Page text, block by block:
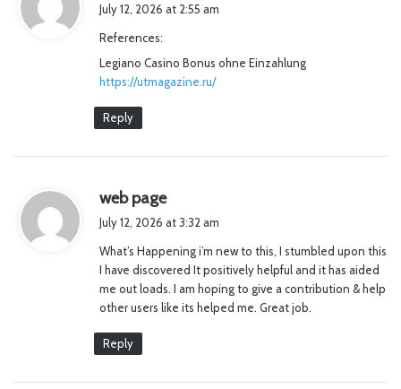
:
July 12, 2026 at 2:55 am
References:
Legiano Casino Bonus ohne Einzahlung
https://utmagazine.ru/
Reply
web page
s
:
July 12, 2026 at 3:32 am
What’s Happening i’m new to this, I stumbled upon this
I have discovered It positively helpful and it has aided
me out loads. I am hoping to give a contribution & help
other users like its helped me. Great job.
Reply